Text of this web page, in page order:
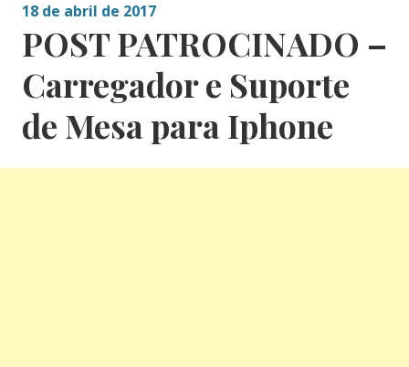
18 de abril de 2017
POST PATROCINADO –
Carregador e Suporte
de Mesa para Iphone